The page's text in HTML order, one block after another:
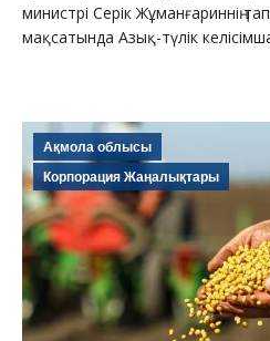
министрі Серік Жұманғариннің
мақсатында Азық-түлік
Ақмола облысы
Корпорация Жаңалықтары